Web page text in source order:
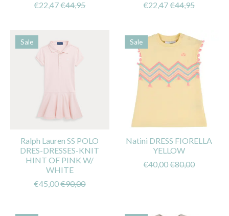
€22,47€44,95 €22,47€44,95
Sale
Ralph Lauren SS POLO
DRES-DRESSES-KNIT
HINT OF PINK W/
WHITE
€45,00€90,00
Sale
Natini DRESS FIORELLA
YELLOW
€40,00€80,00